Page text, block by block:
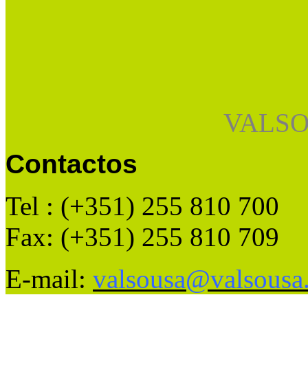
Contactos
Tel : (+351) 255 810 700
Fax: (+351) 255 810 709
E-mail: